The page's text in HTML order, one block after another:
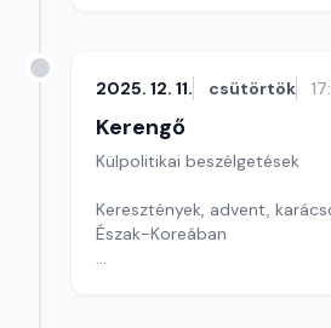
2025. 12. 11. csütörtök
Kerengő
Külpolitikai beszélgetések
Keresztények, advent,
Észak-Koreában